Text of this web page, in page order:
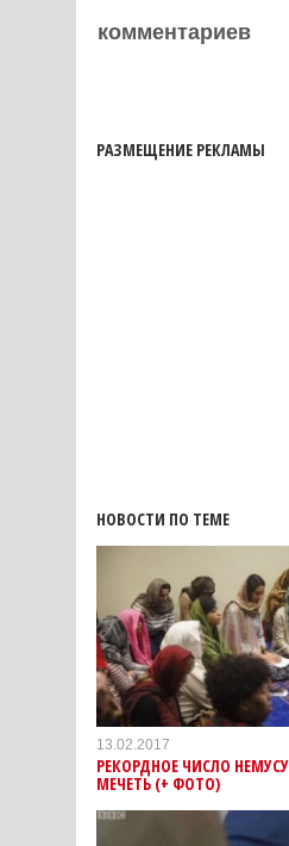
комментариев
РАЗМЕЩЕНИЕ РЕКЛАМЫ
НОВОСТИ ПО ТЕМЕ
13.02.2017
РЕКОРДНОЕ ЧИСЛО
МЕЧЕТЬ (+ ФОТО)